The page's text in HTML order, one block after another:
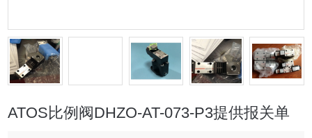
ATOS比例阀DHZO-AT-073-P3提供报关单